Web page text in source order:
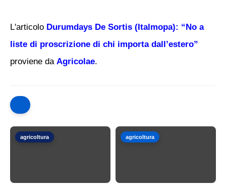
L'articolo Durumdays De Sortis (Italmopa): “No a
liste di proscrizione di chi importa dall’estero”
proviene da Agricolae.
agricoltura agricoltura